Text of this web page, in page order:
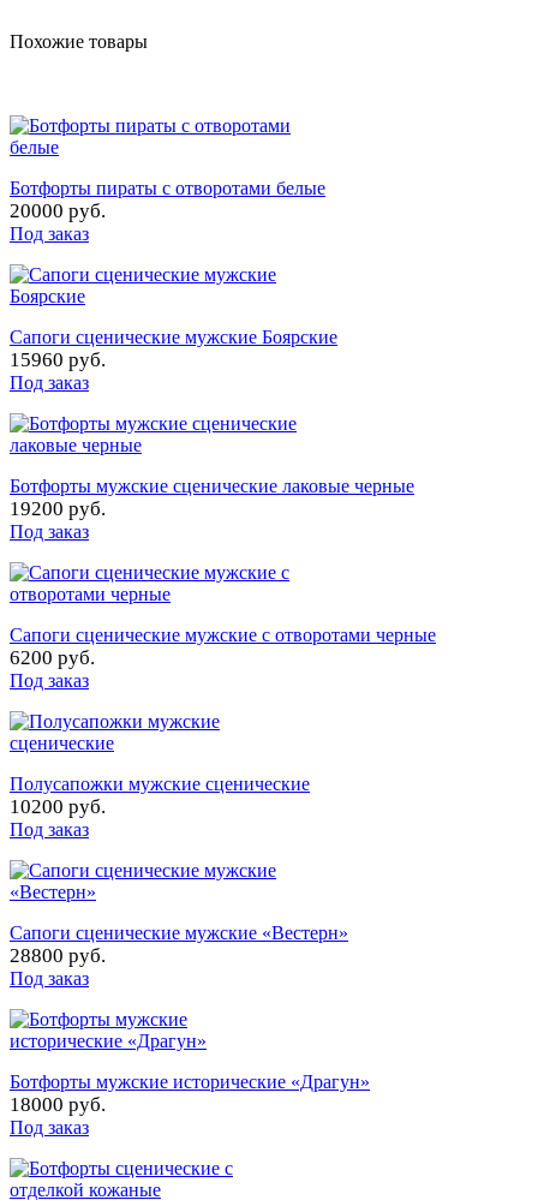
Похожие товары
Ботфорты пираты с отворотами белые
20000 руб.
Под заказ
Сапоги сценические мужские Боярские
15960 руб.
Под заказ
Ботфорты мужские сценические лаковые черные
19200 руб.
Под заказ
Сапоги сценические мужские с отворотами черные
6200 руб.
Под заказ
Полусапожки мужские сценические
10200 руб.
Под заказ
Сапоги сценические мужские «Вестерн»
28800 руб.
Под заказ
Ботфорты мужские исторические «Драгун»
18000 руб.
Под заказ